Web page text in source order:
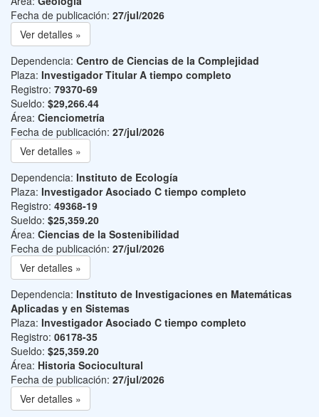
Fecha de publicación: 27/jul/2026
Ver detalles »
Dependencia: Centro de Ciencias de la Complejidad
Plaza: Investigador Titular A tiempo completo
Registro: 79370-69
Sueldo: $29,266.44
Área: Cienciometría
Fecha de publicación: 27/jul/2026
Ver detalles »
Dependencia: Instituto de Ecología
Plaza: Investigador Asociado C tiempo completo
Registro: 49368-19
Sueldo: $25,359.20
Área: Ciencias de la Sostenibilidad
Fecha de publicación: 27/jul/2026
Ver detalles »
Dependencia: Instituto de Investigaciones en Matemáticas
Aplicadas y en Sistemas
Plaza: Investigador Asociado C tiempo completo
Registro: 06178-35
Sueldo: $25,359.20
Área: Historia Sociocultural
Fecha de publicación: 27/jul/2026
Ver detalles »